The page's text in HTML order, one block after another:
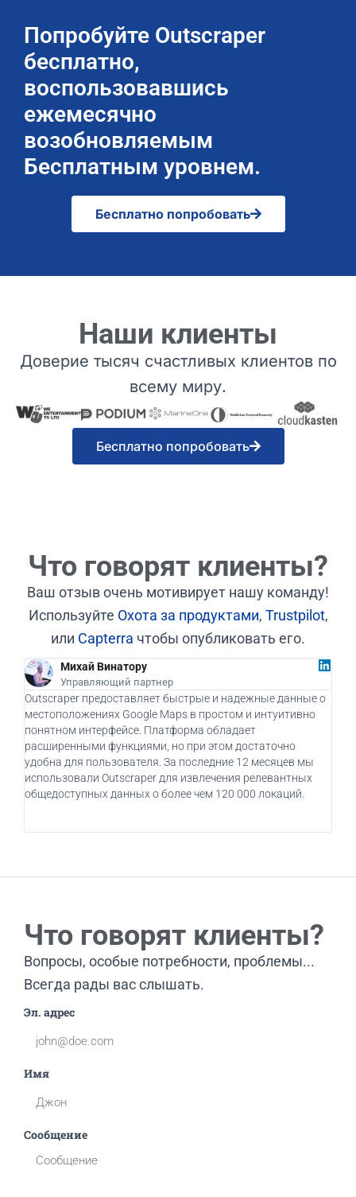
Попробуйте Outscraper
бесплатно,
воспользовавшись
ежемесячно
возобновляемым
Бесплатным уровнем.
Бесплатно попробовать
Наши клиенты
Доверие тысяч счастливых клиентов по
всему миру.
Бесплатно попробовать
Что говорят клиенты?
Ваш отзыв очень мотивирует нашу команду!
Используйте Охота за продуктами, Trustpilot,
или Capterra чтобы опубликовать его.
Михай Винатору
Управляющий партнер
Outscraper предоставляет быстрые и надежные данные о
местоположениях Google Maps в простом и интуитивно
понятном интерфейсе. Платформа обладает
расширенными функциями, но при этом достаточно
удобна для пользователя. За последние 12 месяцев мы
использовали Outscraper для извлечения релевантных
общедоступных данных о более чем 120 000 локаций.
Что говорят клиенты?
Вопросы, особые потребности, проблемы...
Всегда рады вас слышать.
Эл. адрес
Имя
Сообщение